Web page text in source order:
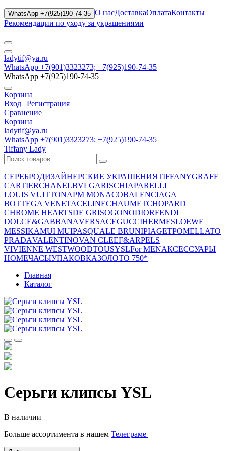
WhatsApp +7(925)190-74-35 О насДоставкаОплатаКонтакты
Рекомендации по уходу за украшениями
ladytif@ya.ru
WhatsApp +7(901)3323273; +7(925)190-74-35
WhatsApp +7(925)190-74-35
Корзина
Вход | Регистрация
Сравнение
Корзина
ladytif@ya.ru
WhatsApp +7(901)3323273; +7(925)190-74-35
Tiffany Lady
СЕРЕБРОДИЗАЙНЕРСКИЕ УКРАШЕНИЯTIFFANYGRAFF
CARTIERCHANELBVLGARISCHIAPARELLI
LOUIS VUITTONAPM MONACOBALENCIAGA
BOTTEGA VENETACELINECHAUMETCHOPARD
CHROME HEARTSDE GRISOGONODIORFENDI
DOLCE&GABBANAVERSACEGUCCIHERMESLOEWE
MESSIKAMUI MUIPASQUALE BRUNIPIAGETPOMELLATO
PRADAVALENTINOVAN CLEEF&ARPELS
VIVIENNE WESTWOODTOUSYSLFor MENАКСЕССУАРЫ
HOMEЧАСЫУПАКОВКАЗОЛОТО 750*
Главная
Каталог
Серьги клипсы YSL
В наличии
Больше ассортимента в нашем Телеграме